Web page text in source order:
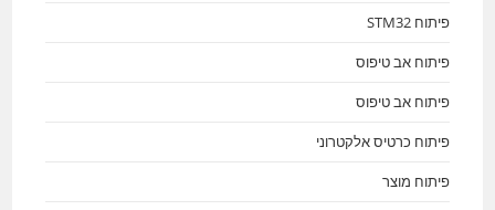
פיתוח STM32
פיתוח אב טיפוס
פיתוח אב טיפוס
פיתוח כרטיס אלקטרוני
פיתוח מוצר